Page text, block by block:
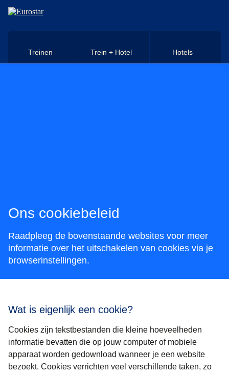
Naar hoofdinhoud
Treinen Trein + Hotel Hotels
Ons cookiebeleid
Raadpleeg de bovenstaande websites voor meer
informatie over het uitschakelen van cookies via je
browserinstellingen.
Wat is eigenlijk een cookie?
Cookies zijn tekstbestanden die kleine hoeveelheden
informatie bevatten die op jouw computer of mobiele
apparaat worden gedownload wanneer je een website
bezoekt. Cookies verrichten veel verschillende taken, zo